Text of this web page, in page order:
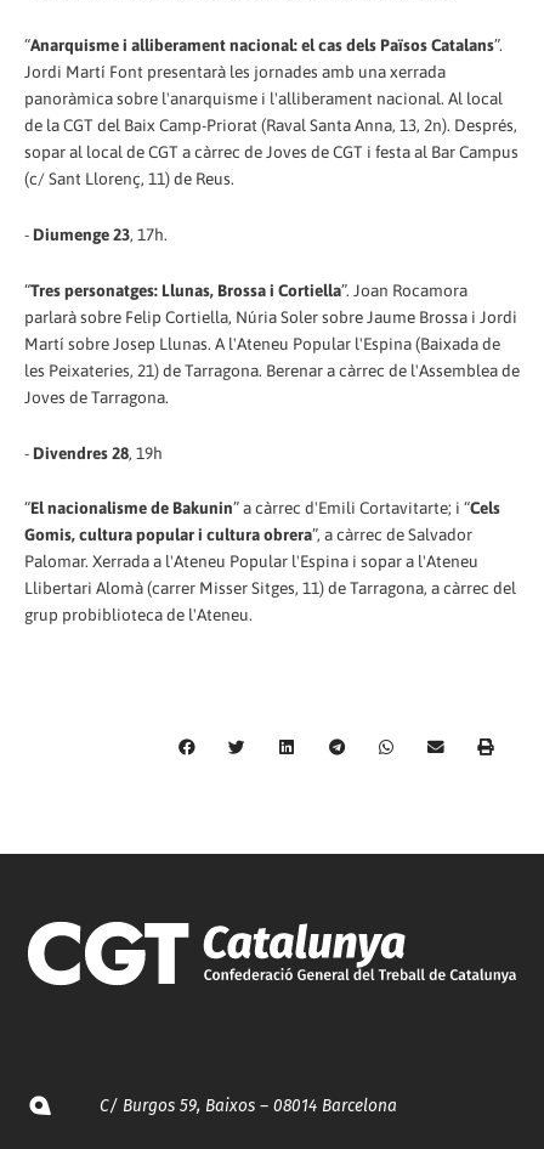
“Anarquisme i alliberament nacional: el cas dels Països Catalans”.
Jordi Martí Font presentarà les jornades amb una xerrada
panoràmica sobre l'anarquisme i l'alliberament nacional. Al local
de la CGT del Baix Camp-Priorat (Raval Santa Anna, 13, 2n). Després,
sopar al local de CGT a càrrec de Joves de CGT i festa al Bar Campus
(c/ Sant Llorenç, 11) de Reus.
- Diumenge 23, 17h.
“Tres personatges: Llunas, Brossa i Cortiella”. Joan Rocamora
parlarà sobre Felip Cortiella, Núria Soler sobre Jaume Brossa i Jordi
Martí sobre Josep Llunas. A l'Ateneu Popular l'Espina (Baixada de
les Peixateries, 21) de Tarragona. Berenar a càrrec de l'Assemblea de
Joves de Tarragona.
- Divendres 28, 19h
“El nacionalisme de Bakunin” a càrrec d'Emili Cortavitarte; i “Cels
Gomis, cultura popular i cultura obrera”, a càrrec de Salvador
Palomar. Xerrada a l'Ateneu Popular l'Espina i sopar a l'Ateneu
Llibertari Alomà (carrer Misser Sitges, 11) de Tarragona, a càrrec del
grup probiblioteca de l'Ateneu.
C/ Burgos 59, Baixos – 08014 Barcelona